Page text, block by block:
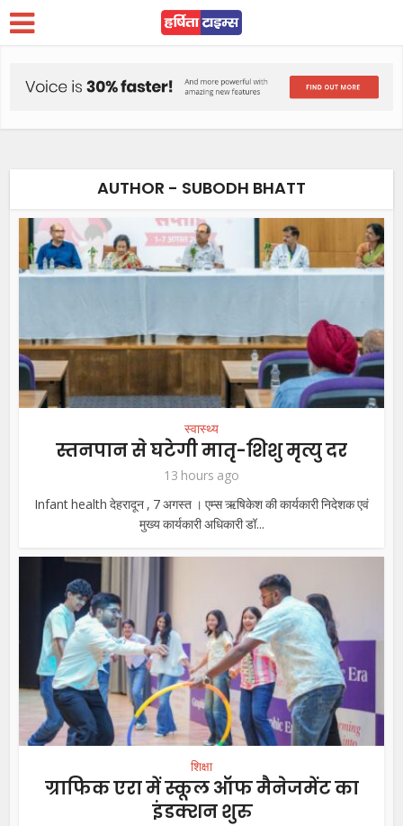
AUTHOR - SUBODH BHATT
स्वास्थ्य
स्तनपान से घटेगी मातृ-शिशु मृत्यु दर
13 hours ago
Infant health देहरादून , 7 अगस्त । एम्स ऋषिकेश की कार्यकारी निदेशक एवं
मुख्य कार्यकारी अधिकारी डॉ...
शिक्षा
ग्राफिक एरा में स्कूल ऑफ मैनेजमेंट का
इंडक्शन शुरु